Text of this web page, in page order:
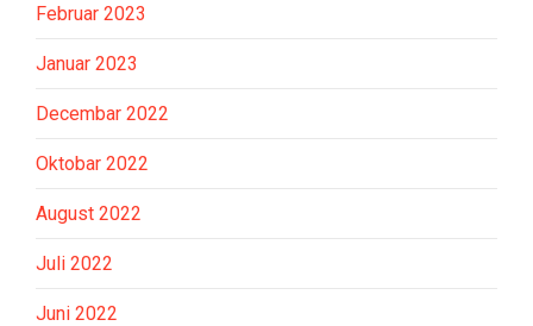
Februar 2023
Januar 2023
Decembar 2022
Oktobar 2022
August 2022
Juli 2022
Juni 2022